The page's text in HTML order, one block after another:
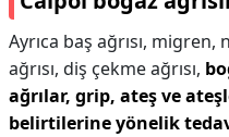
Ayrıca baş ağrısı,
ağrısı, diş çekme ağrısı,
ağrılar, grip, ateş ve
belirtilerine yönelik